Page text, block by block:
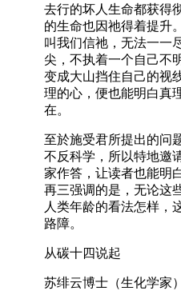
去行的坏人生命都获得
的生命也因祂得着提升
叫我们信祂，无法一一
尖，不执着一个自己不
变成大山挡住自己的视
理的心，便也能明白真
在。
至於施受君所提出的问
不反科学，所以特地邀
家作答，让读者也能明
再三强调的是，无论这
人类年龄的看法怎样，
路障。
从碳十四说起
苏绯云博士（生化学家